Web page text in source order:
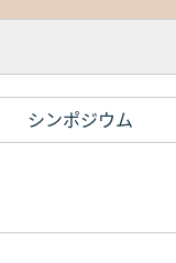
シンポジウム